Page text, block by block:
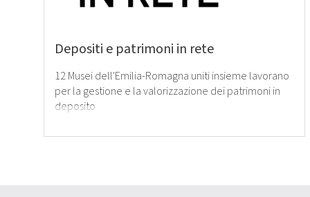
Depositi e patrimoni in rete
12 Musei dell'Emilia-Romagna uniti insieme lavorano
per la gestione e la valorizzazione dei patrimoni in
deposito